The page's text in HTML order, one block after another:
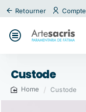
Retourner Compte
Custode
Custode